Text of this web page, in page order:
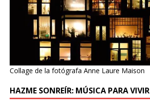
Collage de la fotógrafa Anne Laure Maison
HAZME SONREÍR: MÚSICA PARA VIVIR